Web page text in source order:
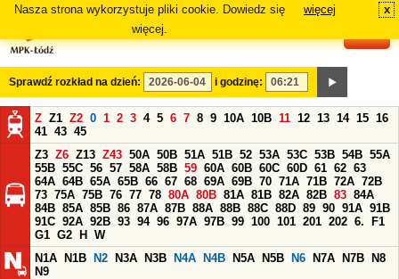
Nasza strona wykorzystuje pliki cookie. Dowiedz się
więcej.
więcej x
Sprawdź rozkład na dzień: i godzinę:
Z Z1 Z2 0 1 2 3 4 5 6 7 8 9 10A 10B 11 12 13 14 15 16
41 43 45
Z3 Z6 Z13 Z43 50A 50B 51A 51B 52 53A 53C 53B 54B 55A
55B 55C 56 57 58A 58B 59 60A 60B 60C 60D 61 62 63
64A 64B 65A 65B 66 67 68 69A 69B 70 71A 71B 72A 72B
73 75A 75B 76 77 78 80A 80B 81A 81B 82A 82B 83 84A
84B 85A 85B 86 87A 87B 88A 88B 88C 88D 89 90 91A 91B
91C 92A 92B 93 94 96 97A 97B 99 100 101 201 202 6.
F1
G1 G2 H
W
N1A
N1B N2 N3A N3B N4A N4B N5A N5B N6 N7A N7B
N8
N9